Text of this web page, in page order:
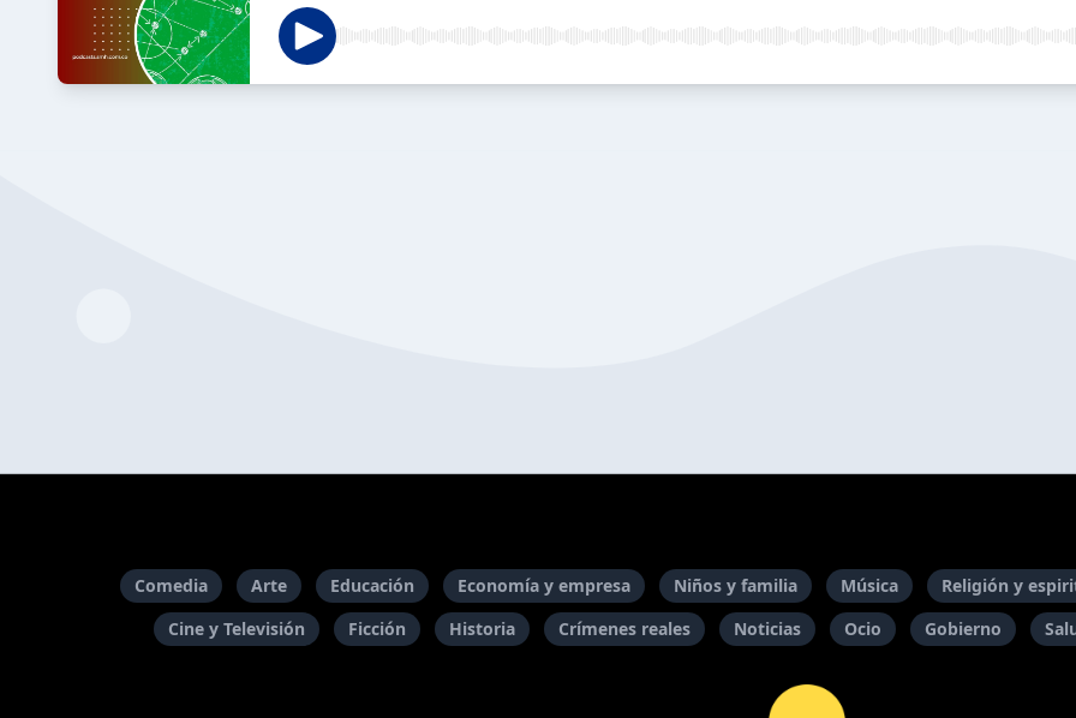
Comedia Arte Educación Economía y empresa Niños y familia Música Religión y
Cine y Televisión
Ficción Historia Crímenes reales Noticias Ocio Gobierno